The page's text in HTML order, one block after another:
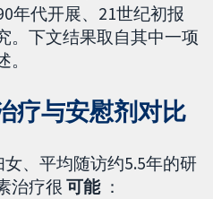
年代开展、21世纪初报
。下文结果取自其中一项
疗与安慰剂对比
、平均随访约5.5年的研
治疗很可能：